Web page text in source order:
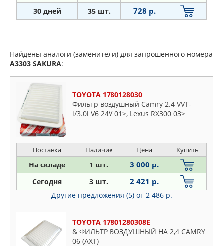
30 дней 35 шт. 728 р.
Найдены аналоги (заменители) для запрошенного номера
A3303 SAKURA:
TOYOTA 1780128030
Фильтр воздушный Camry 2.4 VVT-
i/3.0i V6 24V 01>, Lexus RX300 03>
Поставка Наличие Цена Купить
На складе 1 шт. 3 000 р.
Сегодня 3 шт. 2 421 р.
Другие предложения (5) от 2 486 р.
TOYOTA 17801280308E
& ФИЛЬТР ВОЗДУШНЫЙ НА 2,4 CAMRY
06 (АХТ)